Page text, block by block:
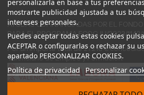
personalizarla en base a tus
mostrarte publicidad ajustada a tus
intereses personales.
Puedes aceptar todas estas cookies
ACEPTAR o configurarlas o rechazar su
apartado PERSONALIZAR COOKIES.
Política de privacidad Personalizar
AYUDAS COFINANCIADAS POR EL FONDO
PARA EL PROGRAMA ECOGJU/2023/
Por un importe total de 27.216 €
Valenciano de Empleo y Formación.